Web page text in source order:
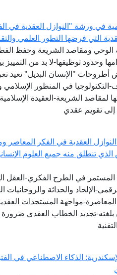
في ورشة "النوازل العقدية في
التي فرضها التطور العلمي
الوحي ومقاصد الشريعة وحفظ
وحدود توظيفها-لا بد من التمييز
أطروحات "الإنسان البديل" تعيد
التكنولوجيا في المنظور
الشريعة-العقيدة
إلى تقويم عقدي
العقدية في الفكر المعاصر
تنطلق منه جميع العلوم
المستمر في الطرح الفكري-العقل
الإلحاد والحداثة والروحانيات
مواجهة المستجدات
بلغته-تجديد الخطاب العقدي
الذكاء الاصطناعي في